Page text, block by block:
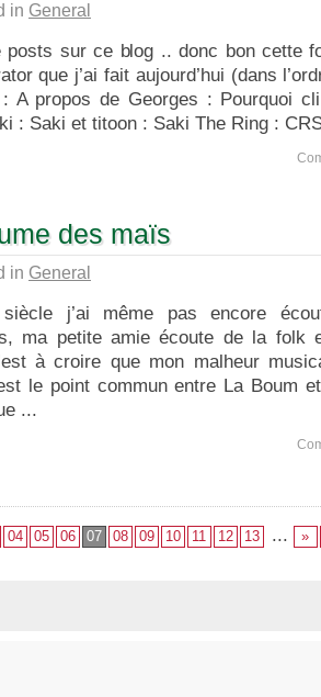
in General
posts sur ce blog .. donc bon cette
que j’ai fait aujourd’hui (dans
A propos de Georges : Pourquoi
: Saki et titoon : Saki The Ring :
des maïs
in General
j’ai même pas encore
ma petite amie écoute de la folk
à croire que mon malheur
le point commun entre La Boum
...
04 05 06 07 08 09 10 11 12 13 ... »